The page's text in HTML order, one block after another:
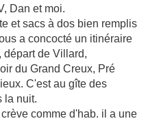
Dan et moi.
et sacs à dos bien remplis
a concocté un itinéraire
départ de Villard,
du Grand Creux, Pré
C'est au gîte des
la nuit.
comme d'hab. il a une